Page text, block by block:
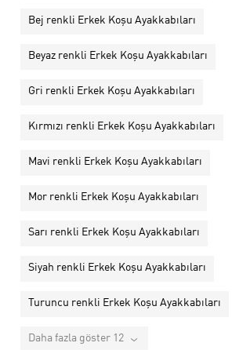
Bej renkli Erkek Koşu Ayakkabıları
Beyaz renkli Erkek Koşu Ayakkabıları
Gri renkli Erkek Koşu Ayakkabıları
Kırmızı renkli Erkek Koşu Ayakkabıları
Mavi renkli Erkek Koşu Ayakkabıları
Mor renkli Erkek Koşu Ayakkabıları
Sarı renkli Erkek Koşu Ayakkabıları
Siyah renkli Erkek Koşu Ayakkabıları
Turuncu renkli Erkek Koşu Ayakkabıları
Daha fazla göster 12